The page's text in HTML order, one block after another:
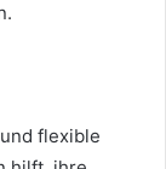
flexible